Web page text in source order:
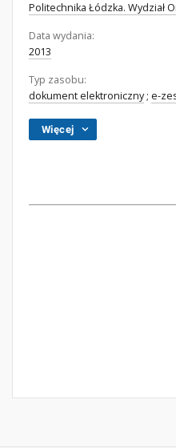
Politechnika Łódzka. Wydział
Data wydania:
2013
Typ zasobu:
dokument elektroniczny; e-
Więcej